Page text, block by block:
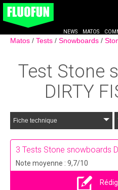
NEWS MATOS
Matos Tests Snowboards
Test Stone
DIRTY
Fiche technique
3 Tests Stone snowboards
Note moyenne : 9,7/10